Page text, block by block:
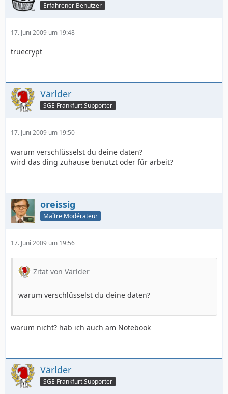
Erfahrener Benutzer
17. Juni 2009 um 19:48
truecrypt
Världer
SGE Frankfurt Supporter
17. Juni 2009 um 19:50
warum verschlüsselst du deine daten?
wird das ding zuhause benutzt oder für arbeit?
oreissig
Maître Modérateur
17. Juni 2009 um 19:56
Zitat von Världer
warum verschlüsselst du deine daten?
warum nicht? hab ich auch am Notebook
Världer
SGE Frankfurt Supporter